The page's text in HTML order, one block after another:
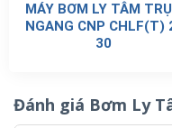
MÁY BƠM LY TÂM
NGANG CNP CHLF(T)
30
Đánh giá Bơm Ly